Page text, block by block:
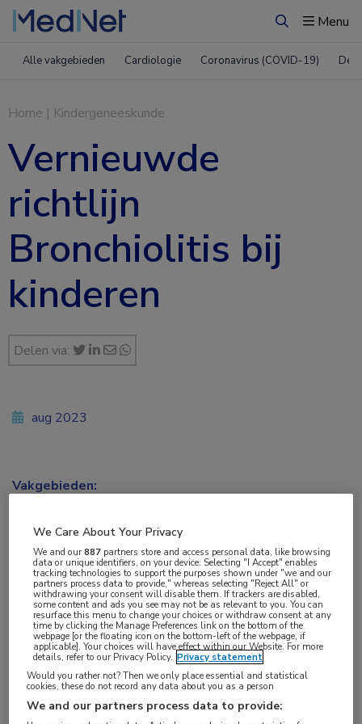
ZoekenMenu
Alle vakgebieden Cardiologie Coronavirus (COVID-19)
Home | Kindergeneeskunde
Vernieuwde
richtlijn
Bronchiolitis bij
kinderen
Delen via:
De richtlijn Bronchiolitis bij kinderen is herzien. De
aug 2023
Vakgebieden:
Longziekten
Aandachtsgebieden:
Pneumonie,Virale infecties
Tags:
bronchiolitis,luchtweginfectie
We Care About Your Privacy
We and our887 partners store and access personal data, like browsing
data or unique identifiers, on your device. Selecting "I Accept" enables
tracking technologies to support the purposes shown under "we and our
partners process data to provide," whereas selecting "Reject All" or
withdrawing your consent will disable them. If trackers are disabled,
some content and ads you see may not be as relevant to you. You can
resurface this menu to change your choices or withdraw consent at any
time by clicking the Manage Preferences link on the bottom of the
webpage [or the floating icon on the bottom-left of the webpage, if
applicable]. Your choices will have effect within our Website. For more
details, refer to our Privacy Policy. Privacy statement
Would you rather not? Then we only place essential and statistical
cookies, these do not record any data about you as a person
We and our partners process data to provide: